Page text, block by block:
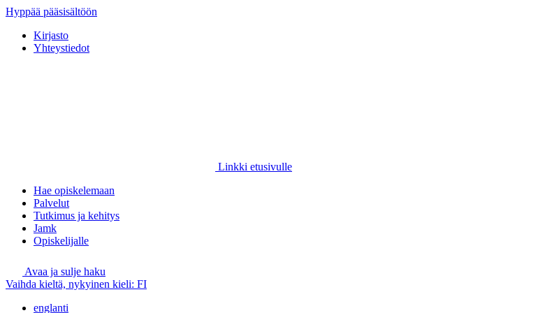
Hyppää pääsisältöön
Kirjasto
Yhteystiedot
Linkki etusivulle
Hae opiskelemaan
Palvelut
Tutkimus ja kehitys
Jamk
Opiskelijalle
Avaa ja sulje haku
Vaihda kieltä, nykyinen kieli: FI
englanti